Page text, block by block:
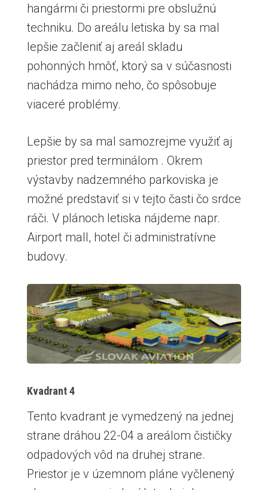
hangármi či priestormi pre obslužnú
techniku. Do areálu letiska by sa mal
lepšie začleniť aj areál skladu
pohonných hmôť, ktorý sa v súčasnosti
nachádza mimo neho, čo spôsobuje
viaceré problémy.
Lepšie by sa mal samozrejme využiť aj
priestor pred terminálom . Okrem
výstavby nadzemného parkoviska je
možné predstaviť si v tejto časti čo srdce
ráči. V plánoch letiska nájdeme napr.
Airport mall, hotel či administratívne
budovy.
Kvadrant 4
Tento kvadrant je vymedzený na jednej
strane dráhou 22-04 a areálom čističky
odpadových vôd na druhej strane.
Priestor je v územnom pláne vyčlenený